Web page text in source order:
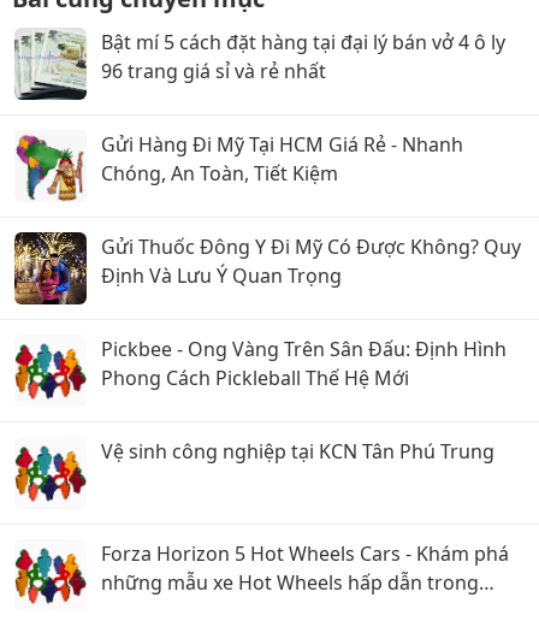
Bật mí 5 cách đặt hàng tại đại lý bán vở 4 ô ly
96 trang giá sỉ và rẻ nhất
Gửi Hàng Đi Mỹ Tại HCM Giá Rẻ - Nhanh
Chóng, An Toàn, Tiết Kiệm
Gửi Thuốc Đông Y Đi Mỹ Có Được Không? Quy
Định Và Lưu Ý Quan Trọng
Pickbee - Ong Vàng Trên Sân Đấu: Định Hình
Phong Cách Pickleball Thế Hệ Mới
Vệ sinh công nghiệp tại KCN Tân Phú Trung
Forza Horizon 5 Hot Wheels Cars - Khám phá
những mẫu xe Hot Wheels hấp dẫn trong